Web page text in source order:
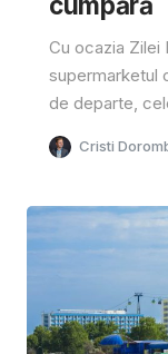
Cu ocazia Zilei
supermarketul
de departe,
Cristi